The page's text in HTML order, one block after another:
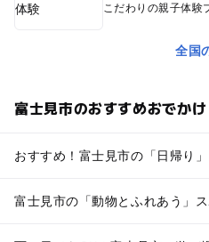
こだわりの親子体験
全国
富士見市のおすすめおでかけ
おすすめ！富士見市の「日帰り
富士見市の「動物とふれあう」